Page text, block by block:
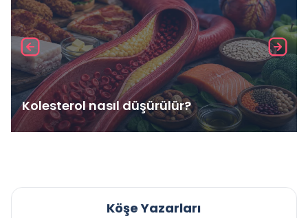
Kolesterol nasıl düşürülür?
Köşe Yazarları